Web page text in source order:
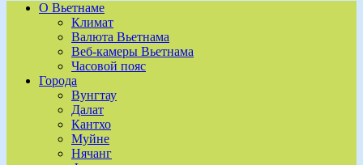
О Вьетнаме
Климат
Валюта Вьетнама
Веб-камеры Вьетнама
Часовой пояс
Города
Вунгтау
Далат
Кантхо
Муйне
Нячанг